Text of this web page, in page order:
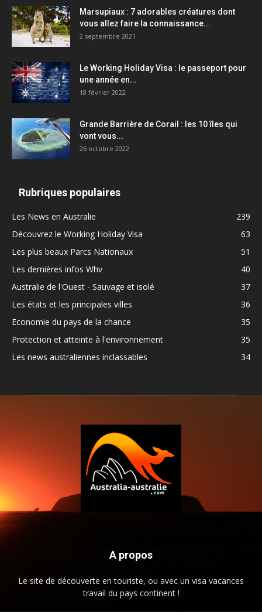
Marsupiaux : 7 adorables créatures dont
vous allez faire la connaissance...
2 septembre 2021
Le Working Holiday Visa : le passeport pour
une année en...
18 février 2022
Grande Barrière de Corail : les 10 îles qui
vont vous...
26 octobre 2022
Rubriques populaires
Les News en Australie
239
Découvrez le Working Holiday Visa
63
Les plus beaux Parcs Nationaux
51
Les dernières infos Whv
40
Australie de l'Ouest - Sauvage et isolé
37
Les états et les principales villes
36
Economie du pays de la chance
35
Protection et atteinte à l'environnement
35
Les news australiennes inclassables
34
A propos
Le site de découverte en touriste, ou avec un visa vacances
travail du pays continent !